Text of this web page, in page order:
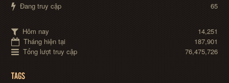
Đang truy cập 65
Hôm nay
14,251
Tháng hiện tại
187,901
Tổng lượt truy cập
76,475,726
TAGS